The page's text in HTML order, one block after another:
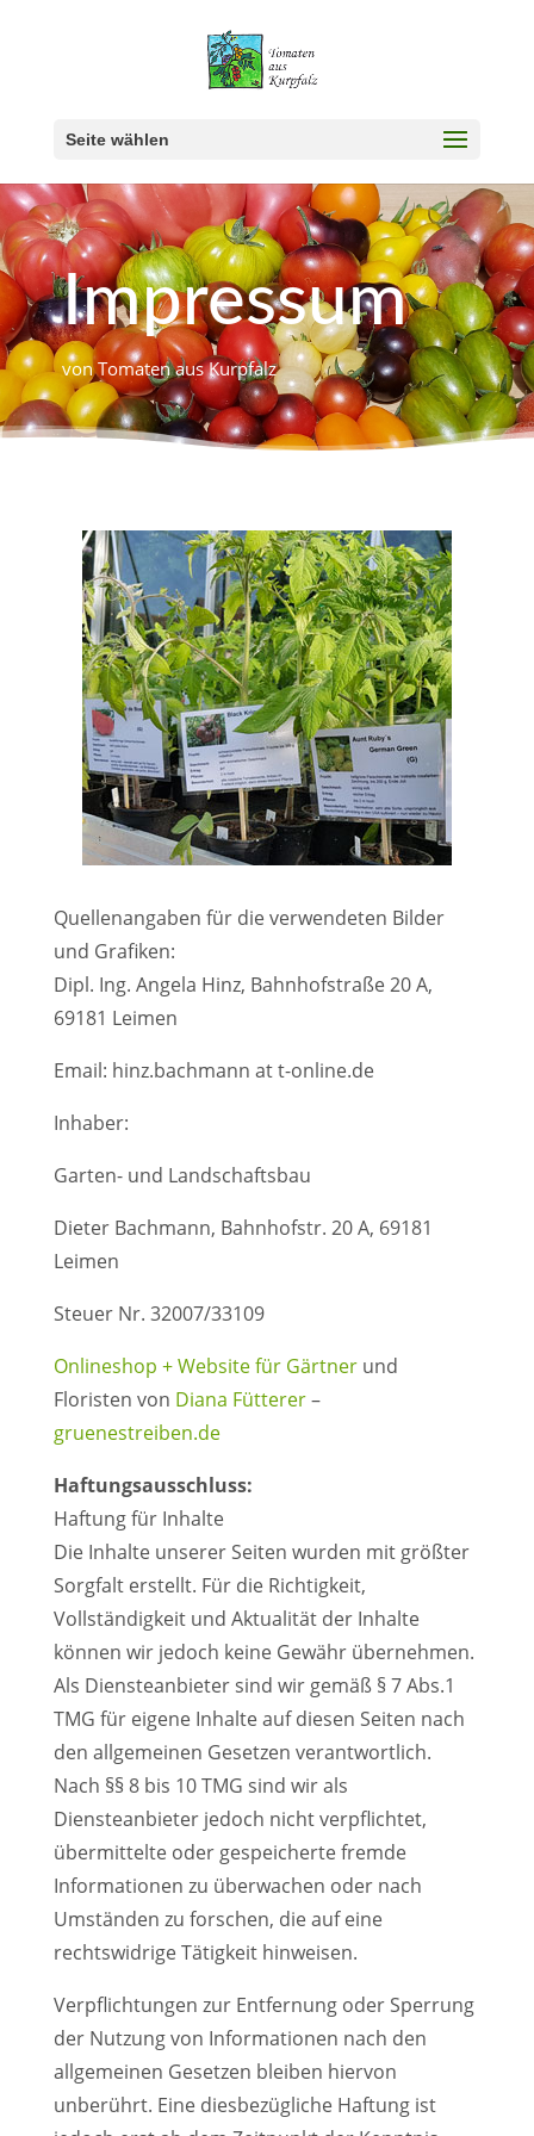
Seite wählen
Impressum
von Tomaten aus Kurpfalz
Quellenangaben für die verwendeten Bilder
und Grafiken:
Dipl. Ing. Angela Hinz, Bahnhofstraße 20 A,
69181 Leimen
Email: hinz.bachmann at t-online.de
Inhaber:
Garten- und Landschaftsbau
Dieter Bachmann, Bahnhofstr. 20 A, 69181
Leimen
Steuer Nr. 32007/33109
Onlineshop + Website für Gärtnerund
Floristen von Diana Fütterer–
gruenestreiben.de
Haftungsausschluss:
Haftung für Inhalte
Die Inhalte unserer Seiten wurden mit größter
Sorgfalt erstellt. Für die Richtigkeit,
Vollständigkeit und Aktualität der Inhalte
können wir jedoch keine Gewähr übernehmen.
Als Diensteanbieter sind wir gemäß § 7 Abs.1
TMG für eigene Inhalte auf diesen Seiten nach
den allgemeinen Gesetzen verantwortlich.
Nach §§ 8 bis 10 TMG sind wir als
Diensteanbieter jedoch nicht verpflichtet,
übermittelte oder gespeicherte fremde
Informationen zu überwachen oder nach
Umständen zu forschen, die auf eine
rechtswidrige Tätigkeit hinweisen.
Verpflichtungen zur Entfernung oder Sperrung
der Nutzung von Informationen nach den
allgemeinen Gesetzen bleiben hiervon
unberührt. Eine diesbezügliche Haftung ist